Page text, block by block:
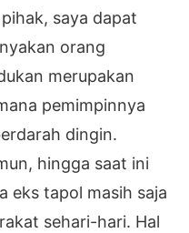
saya dapat
orang
merupakan
pemimpinnya
dingin.
hingga saat ini
eks tapol masih saja
sehari-hari. Hal